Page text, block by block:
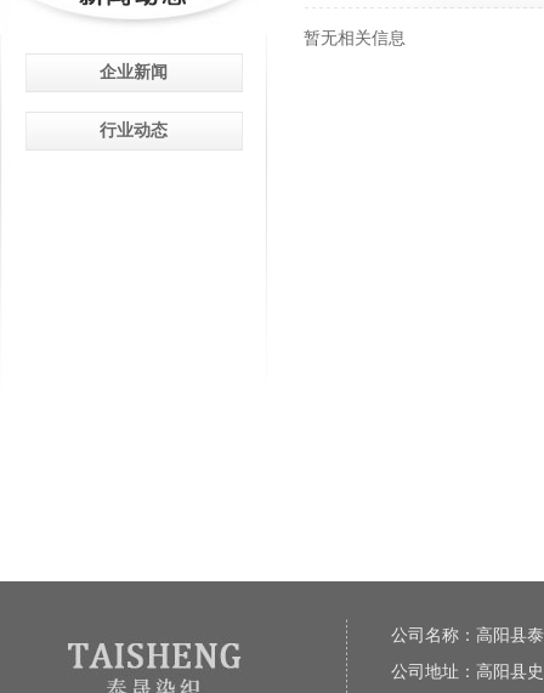
企业新闻
行业动态
暂无相关信息
公司名称：高阳县
公司地址：高阳县